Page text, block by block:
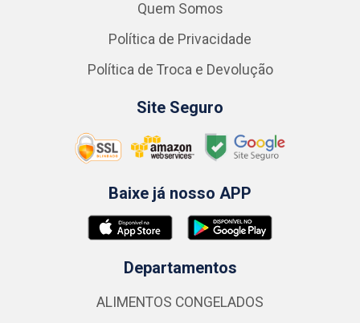
Quem Somos
Política de Privacidade
Política de Troca e Devolução
Site Seguro
Baixe já nosso APP
Departamentos
ALIMENTOS CONGELADOS